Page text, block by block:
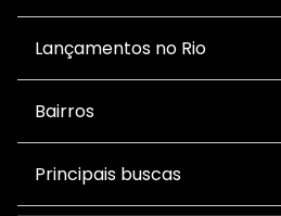
Lançamentos no Rio
Bairros
Principais buscas